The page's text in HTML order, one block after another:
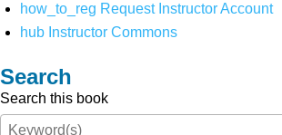
how_to_reg Request Instructor Account
hub Instructor Commons
Search
Search this book